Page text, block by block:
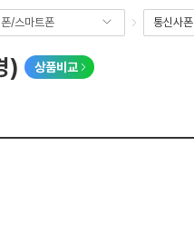
/스마트폰 통신사폰
) 상품비교